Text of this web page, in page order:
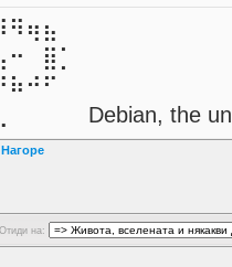
Debian, the
Нагоре
Отиди на: